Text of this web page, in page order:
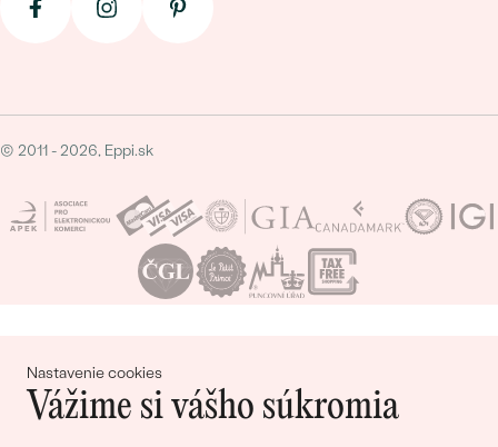
Nastavenie cookies
Vážime si vášho súkromia
© 2011 - 2026, Eppi.sk
Nákupný košík